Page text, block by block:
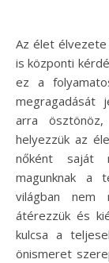
Az élet élvezete és a saját boldogságunk keresése mindig
is központi
ez a
megragadását
arra
helyezzük az
nőként saját
magunknak a
világban nem
átérezzük és
kulcsa a
önismeret